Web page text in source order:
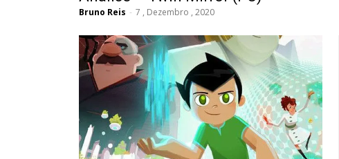
Bruno Reis - 7 , Dezembro , 2020